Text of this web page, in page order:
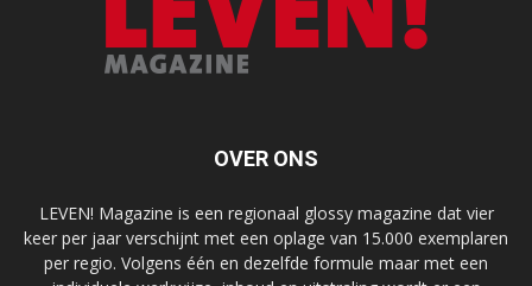
OVER ONS
LEVEN! Magazine is een regionaal glossy magazine dat vier
keer per jaar verschijnt met een oplage van 15.000 exemplaren
per regio. Volgens één en dezelfde formule maar met een